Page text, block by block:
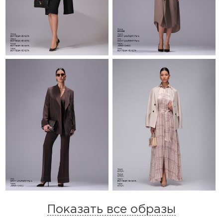
Показать все образы